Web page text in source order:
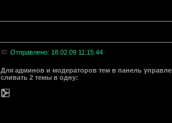
Отправлено: 18.02.09 11:15:44
Для админов и модераторов тем в панель
сливать 2 темы в одну: